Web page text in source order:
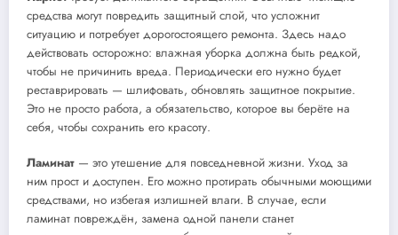
средства могут повредить защитный слой, что усложнит
ситуацию и потребует дорогостоящего ремонта. Здесь надо
действовать осторожно: влажная уборка должна быть редкой,
чтобы не причинить вреда. Периодически его нужно будет
реставрировать — шлифовать, обновлять защитное покрытие.
Это не просто работа, а обязательство, которое вы берёте на
себя, чтобы сохранить его красоту.
Ламинат — это утешение для повседневной жизни. Уход за
ним прост и доступен. Его можно протирать обычными моющими
средствами, но избегая излишней влаги. В случае, если
ламинат повреждён, замена одной панели станет